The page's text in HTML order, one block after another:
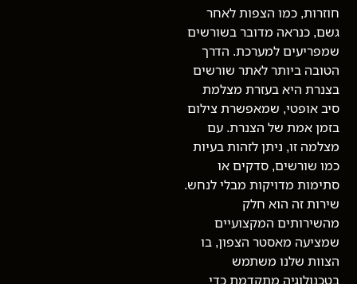
חוזרות, כמו הצפות לאחר
גשם, כנראה מדובר בשורשים
שמפריעים למערכת. הדרך
הטובה ביותר לאתר שורשים
בצנרת היא בעזרת מצלמת
סיב אופטי, שמאפשרת צילום
בזמן אמת של הצנרת. עם
מצלמה זו, ניתן לזהות בעיות
כמו שורשים, סדקים או
סתימות מדויקות מבלי לנחש.
שירות זה הוא חלק
מהשירותים המקצועיים
שמציעה מאסטר הצפון, בו
הצוות שלנו משתמש
בטכנולוגיה מתקדמת כדי